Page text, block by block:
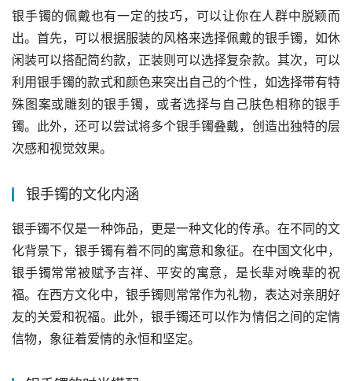
银手镯的佩戴也有一定的技巧，可以让你在人群中脱颖而
出。首先，可以根据服装的风格来选择佩戴的银手镯，如休
闲装可以搭配简约款，正装则可以选择复杂款。其次，可以
利用银手镯的款式和颜色来突出自己的个性，如选择带有特
殊图案或雕刻的银手镯，或者选择与自己肤色相称的银手
镯。此外，还可以尝试将多个银手镯叠戴，创造出独特的层
次感和视觉效果。
银手镯的文化内涵
银手镯不仅是一种饰品，更是一种文化的传承。在不同的文
化背景下，银手镯有着不同的寓意和象征。在中国文化中，
银手镯常常被赋予吉祥、平安的寓意，是长辈对晚辈的祝
福。在西方文化中，银手镯则常常作为礼物，表达对亲朋好
友的关爱和祝福。此外，银手镯还可以作为情侣之间的定情
信物，象征着爱情的永恒和坚定。